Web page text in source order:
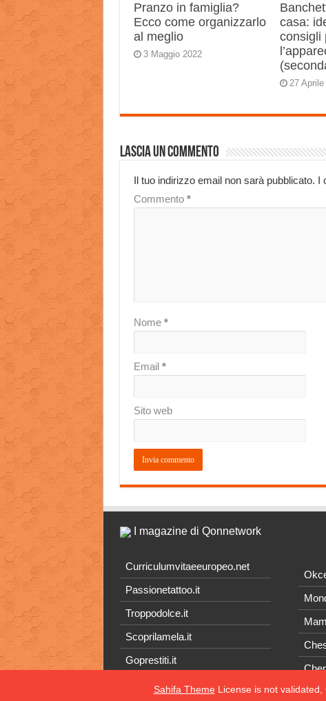
Pranzo in famiglia?
Ecco come organizzarlo
al meglio
3 Maggio 2022
casa:
consigli
27
Lascia un commento
Il tuo indirizzo email non sarà pubblicato. I
Commento *
Nome *
Email *
Sito web
I magazine di Qonnetwork
Curriculumvitaeeuropeo.net
Passionetattoo.it
Troppodolce.it
Scoprilamela.it
Goprestiti.it
Sahifa ThemeLicense is not validated,